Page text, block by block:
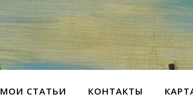
МОИ СТАТЬИ КОНТАКТЫ